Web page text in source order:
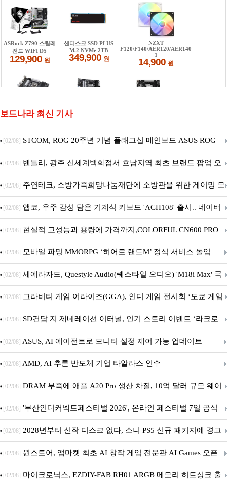
보드나라 최신 기사
[02/08] STCOM, ROG 20주년 기념 플래그십 메인보드 ASUS ROG
Crosshair X870E EDITION 20 국내 출시 예정
[02/08] 벤틀리, 광주 신세계백화점서 호남지역 최초 브랜드 팝업 오
픈
[02/08] 주연테크, 소방가족희망나눔재단에 소방관을 위한 게이밍 모
니터·스마트 펫 침대 기부
[02/08] 앱코, 우주 감성 담은 기계식 키보드 'ACH108' 출시.. 네이버
브랜드데이 기획전 진행
[02/08] 현실적 고성능과 용량에 가격까지,COLORFUL CN600 PRO
M.2 NVMe 디앤디컴 1TB
[02/08] 모바일 파밍 MMORPG ‘히어로 랜드M’ 정식 서비스 돌입
[02/08] 셰에라자드, Questyle Audio(퀘스타일 오디오) 'M18i Max' 국
내 정식 출시
[02/08] 그라비티 게임 어라이즈(GGA), 인디 게임 전시회 ‘도쿄 게임
던전 13’ 참가!
[02/08] SD건담 지 제네레이션 이터널, 인기 스토리 이벤트 ‘라크로
아의 용사’ 재개최 및 풍성한 기념 이벤트 실시!
[02/08] ASUS, AI 에이전트로 모니터 설정 제어 가능 업데이트
[02/08] AMD, AI 추론 반도체 기업 타알라스 인수
[02/08] DRAM 부족에 애플 A20 Pro 생산 차질, 10억 달러 규모 웨이
퍼 대기
[02/08] '부산인디커넥트페스티벌 2026', 온라인 페스티벌 7일 공식
개막... 22일간 진행
[02/08] 2028년부터 신작 디스크 없다, 소니 PS5 신규 패키지에 경고
문 추가
[02/08] 원스토어, 앱마켓 최초 AI 창작 게임 전문관 AI Games 오픈
[02/08] 마이크로닉스, EZDIY-FAB RH01 ARGB 메모리 히트싱크 출